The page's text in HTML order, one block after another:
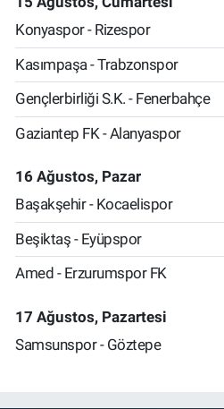
Konyaspor - Rizespor
Kasımpaşa - Trabzonspor
Gençlerbirliği S.K. - Fenerbahçe
Gaziantep FK - Alanyaspor
16 Ağustos, Pazar
Başakşehir - Kocaelispor
Beşiktaş - Eyüpspor
Amed - Erzurumspor FK
17 Ağustos, Pazartesi
Samsunspor - Göztepe